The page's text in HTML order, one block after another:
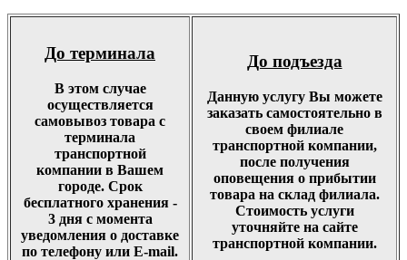
До терминала
В этом случае
осуществляется
самовывоз товара с
терминала
транспортной
компании в Вашем
городе. Срок
бесплатного хранения -
3 дня с момента
уведомления о доставке
по телефону или E-mail.
До подъезда
Данную услугу Вы можете
заказать самостоятельно в
своем филиале
транспортной компании,
после получения
оповещения о прибытии
товара на склад филиала.
Стоимость услуги
уточняйте на сайте
транспортной компании.